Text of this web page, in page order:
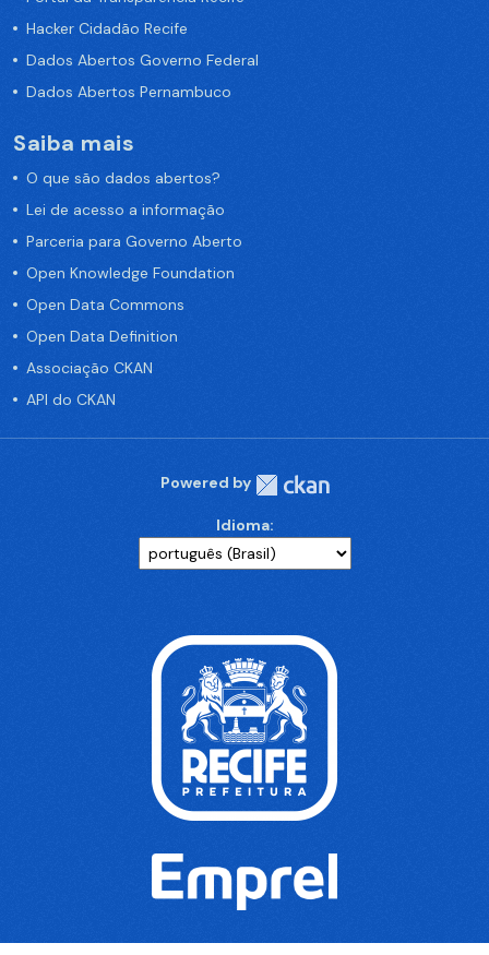
Hacker Cidadão Recife
Dados Abertos Governo Federal
Dados Abertos Pernambuco
Saiba mais
O que são dados abertos?
Lei de acesso a informação
Parceria para Governo Aberto
Open Knowledge Foundation
Open Data Commons
Open Data Definition
Associação CKAN
API do CKAN
Powered by
Idioma